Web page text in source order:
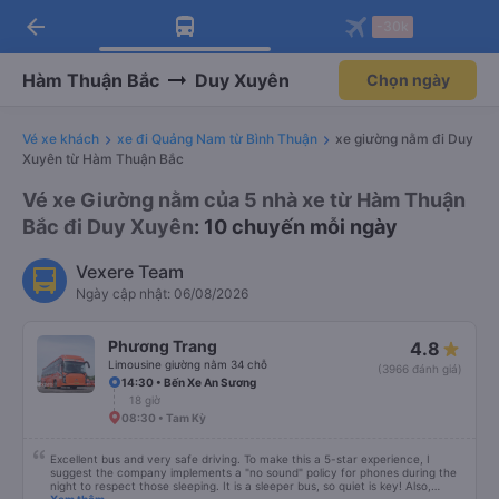
Tải app Vexere ngay!
Nhận ưu đãi thành viên độc
Mở app
Tải app Vexere
-30k/ghế khi đặt vé máy bay qua
Mở app
arrow_back
Hàm Thuận Bắc Duy Xuyên Chọn ngày
Vé xe khách xe đi Quảng Nam từ Bình Thuận
xe giường nằm đi Duy
Xuyên từ Hàm Thuận Bắc
Vé xe Giường nằm của 5 nhà xe từ Hàm Thuận
Bắc đi Duy Xuyên: 10 chuyến mỗi ngày
Vexere Team
Ngày cập nhật: 06/08/2026
Phương Trang
Limousine giường nằm 34 chỗ
4.8
(3966 đánh giá)
14:30 • Bến Xe An Sương
18 giờ
08:30 • Tam Kỳ
Excellent bus and very safe driving. To make this a 5-star experience, I
suggest the company implements a "no sound" policy for phones during the
night to respect those sleeping. It is a sleeper bus, so quiet is key! Also,